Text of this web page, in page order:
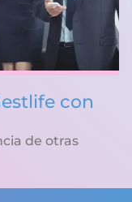
con
de otras